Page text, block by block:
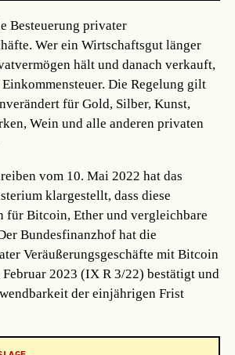
Besteuerung privater
Wer ein Wirtschaftsgut länger
hält und danach verkauft,
Die Regelung gilt
für Gold, Silber, Kunst,
Wein und alle anderen privaten
vom 10. Mai 2022 hat das
klargestellt, dass diese
für Bitcoin, Ether und vergleichbare
Bundesfinanzhof hat die
Veräußerungsgeschäfte mit Bitcoin
2023 (IX R 3/22) bestätigt und
der einjährigen Frist